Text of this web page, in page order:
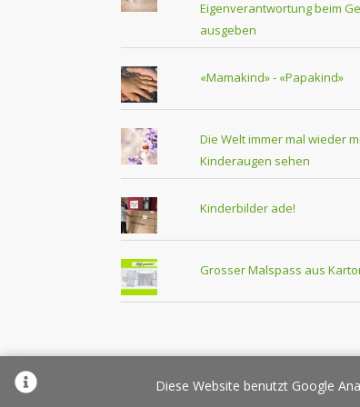
Eigenverantwortung beim
ausgeben
«Mamakind» - «Papakind»
Die Welt immer mal wieder
Kinderaugen sehen
Kinderbilder ade!
Grosser Malspass aus
Über
Diese Website benutzt Google